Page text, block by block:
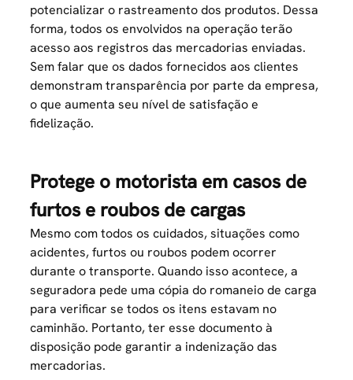
potencializar o rastreamento dos produtos. Dessa
forma, todos os envolvidos na operação terão
acesso aos registros das mercadorias enviadas.
Sem falar que os dados fornecidos aos clientes
demonstram transparência por parte da empresa,
o que aumenta seu nível de satisfação e
fidelização.
Protege o motorista em casos de
furtos e roubos de cargas
Mesmo com todos os cuidados, situações como
acidentes, furtos ou roubos podem ocorrer
durante o transporte. Quando isso acontece, a
seguradora pede uma cópia do romaneio de carga
para verificar se todos os itens estavam no
caminhão. Portanto, ter esse documento à
disposição pode garantir a indenização das
mercadorias.